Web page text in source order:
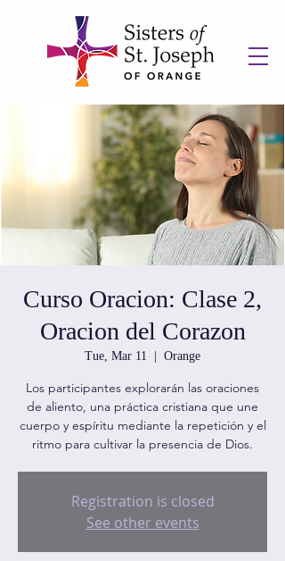
Curso Oracion: Clase 2,
Oracion del Corazon
Tue, Mar 11 Orange
Los participantes explorarán las oraciones
de aliento, una práctica cristiana que une
cuerpo y espíritu mediante la repetición y el
ritmo para cultivar la presencia de Dios.
Registration is closed
See other events